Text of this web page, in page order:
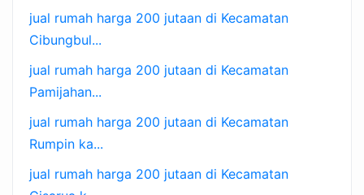
jual rumah harga 200 jutaan di Kecamatan
Cibungbul...
jual rumah harga 200 jutaan di Kecamatan
Pamijahan...
jual rumah harga 200 jutaan di Kecamatan
Rumpin ka...
jual rumah harga 200 jutaan di Kecamatan